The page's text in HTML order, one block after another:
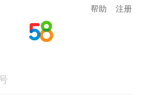
帮助 注册